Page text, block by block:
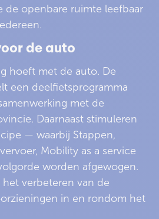
de openbare ruimte leefbaar
de auto
hoeft met de auto. De
een deelfietsprogramma
met de
Daarnaast stimuleren
— waarbij Stappen,
Mobility as a service
worden afgewogen.
verbeteren van de
in en rondom het